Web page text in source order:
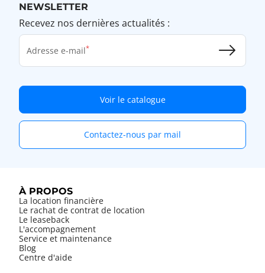
NEWSLETTER
Recevez nos dernières actualités :
Adresse e-mail
Voir le catalogue
Contactez-nous par mail
À PROPOS
La location financière
Le rachat de contrat de location
Le leaseback
L'accompagnement
Service et maintenance
Blog
Centre d'aide